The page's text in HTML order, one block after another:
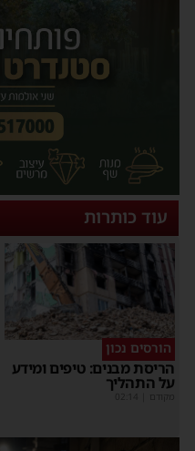
עוד כותרות
הורסים נכון
הריסת מבנים: טיפים ומידע
על התהליך
מקודם